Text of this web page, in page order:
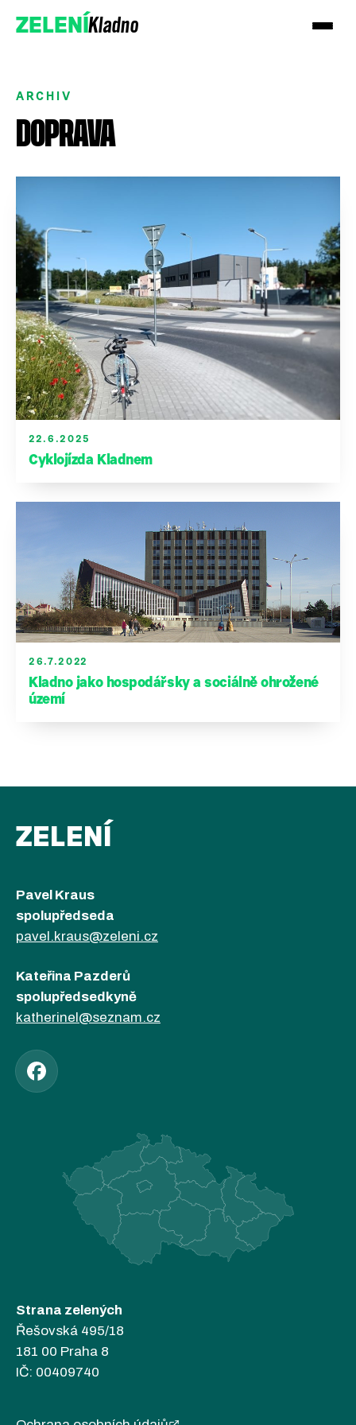
ZELENÍKladno
Přidejte se k nám
Podpořte nás darem
ARCHIV
DOPRAVA
22.6.2025
Cyklojízda Kladnem
26.7.2022
Kladno jako hospodářsky a sociálně ohrožené
území
ZELENÍ
Pavel Kraus
spolupředseda
pavel.kraus@zeleni.cz
Kateřina Pazderů
spolupředsedkyně
katherinel@seznam.cz
Strana zelených
Řešovská 495/18
181 00 Praha 8
IČ: 00409740